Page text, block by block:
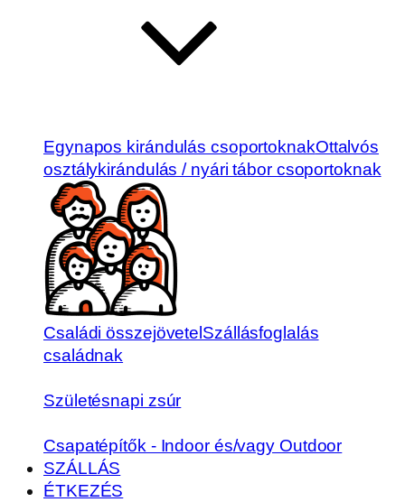
Egynapos kirándulás csoportoknakOttalvós
osztálykirándulás / nyári tábor csoportoknak
Családi összejövetelSzállásfoglalás
családnak
Születésnapi zsúr
Csapatépítők - Indoor és/vagy Outdoor
SZÁLLÁS
ÉTKEZÉS